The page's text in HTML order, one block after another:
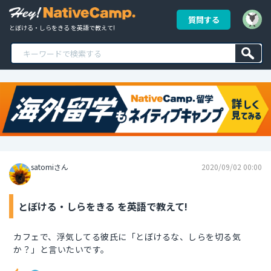
とぼける・しらをきる を英語で教えて!
質問する
satomiさん 2020/09/02 00:00
とぼける・しらをきる を英語で教えて!
カフェで、浮気してる彼氏に「とぼけるな、しらを切る気
か？」と言いたいです。